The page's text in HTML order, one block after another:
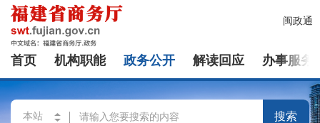
闽政通
首页 机构职能 政务公开 解读回应 办事服务
搜索